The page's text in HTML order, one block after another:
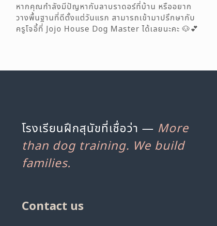
หากคุณกำลังมีปัญหากับลาบราดอร์ที่บ้าน หรืออยาก
วางพื้นฐานที่ดีตั้งแต่วันแรก สามารถเข้ามาปรึกษากับ
ครูโจอี้ที่ Jojo House Dog Master ได้เลยนะคะ 🐶💕
โรงเรียนฝึกสุนัขที่เชื่อว่า — More
than dog training. We build
families.
Contact us